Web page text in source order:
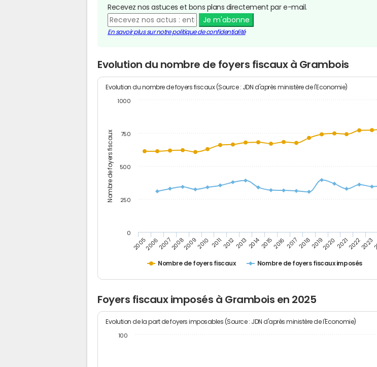
Recevez nos astuces et bons plans directement par e-mail.
Je m'abonne
En savoir plus sur notre politique de confidentialité
Evolution du nombre de foyers fiscaux à Grambois
Nombre de foyers fiscaux
Evolution du nombre de foyers fiscaux (Source : JDN d'après ministère de l'Economie)
Nombre de foyers fiscaux Nombre de foyers fiscaux imposés
200520062007200820092010 201120122013201420152016 2017201820192020202120222023
0
1000
250
500
750
Foyers fiscaux imposés à Grambois en 2025
Evolution de la part de foyers imposables (Source : JDN d'après ministère de l'Economie)
100